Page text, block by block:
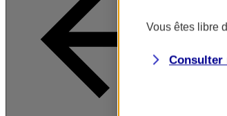
Vous êtes libre
Consulter